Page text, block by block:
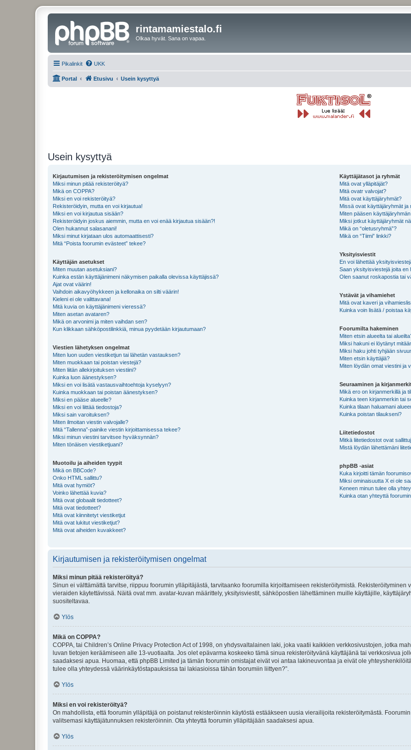
rintamamiestalo.fi
Olkaa hyvät. Sana on vapaa.
Pikalinkit UKK
Portal Etusivu Usein kysyttyä
Usein kysyttyä
Kirjautumisen ja rekisteröitymisen ongelmat
Miksi minun pitää rekisteröityä?
Mikä on COPPA?
Miksi en voi rekisteröityä?
Rekisteröidyin, mutta en voi kirjautua!
Miksi en voi kirjautua sisään?
Rekisteröidyin joskus aiemmin, mutta en voi enää kirjautua sisään?!
Olen hukannut salasanani!
Miksi minut kirjataan ulos automaattisesti?
Mitä “Poista foorumin evästeet” tekee?
Käyttäjän asetukset
Miten muutan asetuksiani?
Kuinka estän käyttäjänimeni näkymisen paikalla olevissa käyttäjissä?
Ajat ovat väärin!
Vaihdoin aikavyöhykkeen ja kellonaika on silti väärin!
Kieleni ei ole valittavana!
Mitä kuvia on käyttäjänimeni vieressä?
Miten asetan avataren?
Mikä on arvonimi ja miten vaihdan sen?
Kun klikkaan sähköpostilinkkiä, minua pyydetään kirjautumaan?
Viestien lähetyksen ongelmat
Miten luon uuden viestiketjun tai lähetän vastauksen?
Miten muokkaan tai poistan viestejä?
Miten liitän allekirjoituksen viestiini?
Kuinka luon äänestyksen?
Miksi en voi lisätä vastausvaihtoehtoja kyselyyn?
Kuinka muokkaan tai poistan äänestyksen?
Miksi en pääse alueelle?
Miksi en voi liittää tiedostoja?
Miksi sain varoituksen?
Miten ilmoitan viestin valvojalle?
Mitä “Tallenna”-painike viestin kirjoittamisessa tekee?
Miksi minun viestini tarvitsee hyväksynnän?
Miten tönäisen viestiketjuani?
Muotoilu ja aiheiden tyypit
Mikä on BBCode?
Onko HTML sallittu?
Mitä ovat hymiöt?
Voinko lähettää kuvia?
Mitä ovat globaalit tiedotteet?
Mitä ovat tiedotteet?
Mitä ovat kiinnitetyt viestiketjut
Mitä ovat lukitut viestiketjut?
Mitä ovat aiheiden kuvakkeet?
Käyttäjätasot ja ryhmät
Mitä ovat ylläpitäjät?
Mitä ovatr valvojat?
Mitä ovat käyttäjäryhmät?
Missä ovat käyttäjäryhmät ja
Miten pääsen
Miksi jotkut käyttäjäryhmät
Mikä on “oletusryhmä”?
Mikä on “Tiimi” linkki?
Yksityisviestit
En voi lähettää
Saan yksityisviestejä joita en
Olen saanut roskapostia tai
Ystävät ja vihamiehet
Mitä ovat kaveri ja
Kuinka voin lisätä / poistaa
Foorumilta hakeminen
Miten etsin alueelta tai
Miksi hakuni ei löytänyt
Miksi haku johti tyhjään
Miten etsin käyttäjiä?
Miten löydän omat viestini ja
Seuraaminen ja
Mikä ero on kirjanmerkillä ja
Kuinka teen kirjanmerkin tai
Kuinka tilaan haluamani
Kuinka poistan tilaukseni?
Liitetiedostot
Mitkä liitetiedostot ovat
Mistä löydän lähettämäni
phpBB -asiat
Kuka kirjoitti tämän
Miksi ominaisuutta X ei ole
Keneen minun tulee olla
Kuinka otan yhteyttä
Kirjautumisen ja rekisteröitymisen ongelmat
Miksi minun pitää rekisteröityä?
Sinun ei välttämättä tarvitse, riippuu foorumin ylläpitäjästä, tarvitaanko foorumilla kirjoittamiseen rekisteröitymistä.
vieraiden käytettävissä. Näitä ovat mm. avatar-kuvan määrittely, yksityisviestit, sähköpostien lähettäminen muille käyttäjille,
suositeltavaa.
Ylös
Mikä on COPPA?
COPPA, tai Children’s Online Privacy Protection Act of 1998, on yhdysvaltalainen laki, joka vaatii kaikkien verkkosivustojen, jotka
luvan tietojen keräämiseen alle 13-vuotiaalta. Jos olet epävarma koskeeko tämä sinua rekisteröityvänä käyttäjänä tai verkkosivua
saadaksesi apua. Huomaa, että phpBB Limited ja tämän foorumin omistajat eivät voi antaa lakineuvontaa ja eivät ole
tulee olla yhteydessä väärinkäytöstapauksissa tai lakiasioissa tähän foorumiin liittyen?”.
Ylös
Miksi en voi rekisteröityä?
On mahdollista, että foorumin ylläpitäjä on poistanut rekisteröinnin käytöstä estääkseen uusia vierailijoita rekisteröitymästä.
valitsemasi käyttäjätunnuksen rekisteröinnin. Ota yhteyttä foorumin ylläpitäjään saadaksesi apua.
Ylös